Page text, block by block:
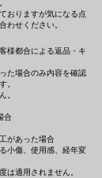
おりますが気になる点
わせください。
様都合による返品・キ
た場合のみ内容を確認
。
。
合
があった場合
小傷、使用感、経年変
は適用されません。